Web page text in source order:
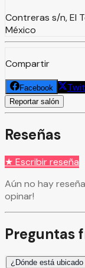
Contreras s/n, El
México
Compartir
Facebook
Reportar salón
Reseñas
★ Escribir reseña
Aún no hay
opinar!
Preguntas
¿Dónde está